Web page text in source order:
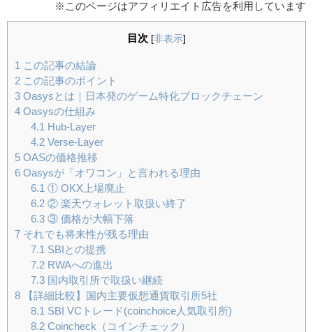
※このページはアフィリエイト広告を利用しています
目次 [非表示]
1
この記事の結論
2 この記事のポイント
3 Oasysとは｜日本発のゲーム特化ブロックチェーン
4 Oasysの仕組み
4.1
Hub-Layer
4.2Verse-Layer
5 OASの価格推移
6 Oasysが「オワコン」と言われる理由
6.1 ① OKX上場廃止
6.2② 楽天ウォレット取扱い終了
6.3③ 価格が大幅下落
7 それでも将来性が残る理由
7.1 SBIとの提携
7.2RWAへの進出
7.3国内取引所で取扱い継続
8 【詳細比較】国内主要仮想通貨取引所5社
8.1 SBI VCトレード(coinchoice人気取引所)
8.2Coincheck（コインチェック）